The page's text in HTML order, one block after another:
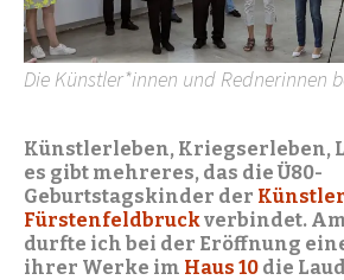
Die Künstler*innen und Rednerinnen
Künstlerleben, Kriegserleben,
es gibt mehreres, das die Ü80-
Geburtstagskinder der
Fürstenfeldbruckverbindet.
durfte ich bei der Eröffnung
ihrer Werke im Haus 10 die